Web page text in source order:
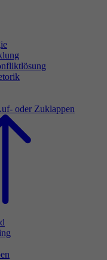
oder Zuklappen